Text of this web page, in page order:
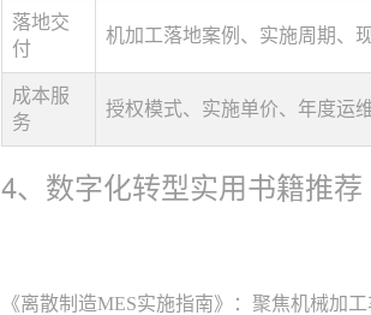
落地交
付
机加工落地案例、实施周期、
成本服
务
授权模式、实施单价、年度运
4、数字化转型实用书籍推荐
《离散制造MES实施指南》：聚焦机械加